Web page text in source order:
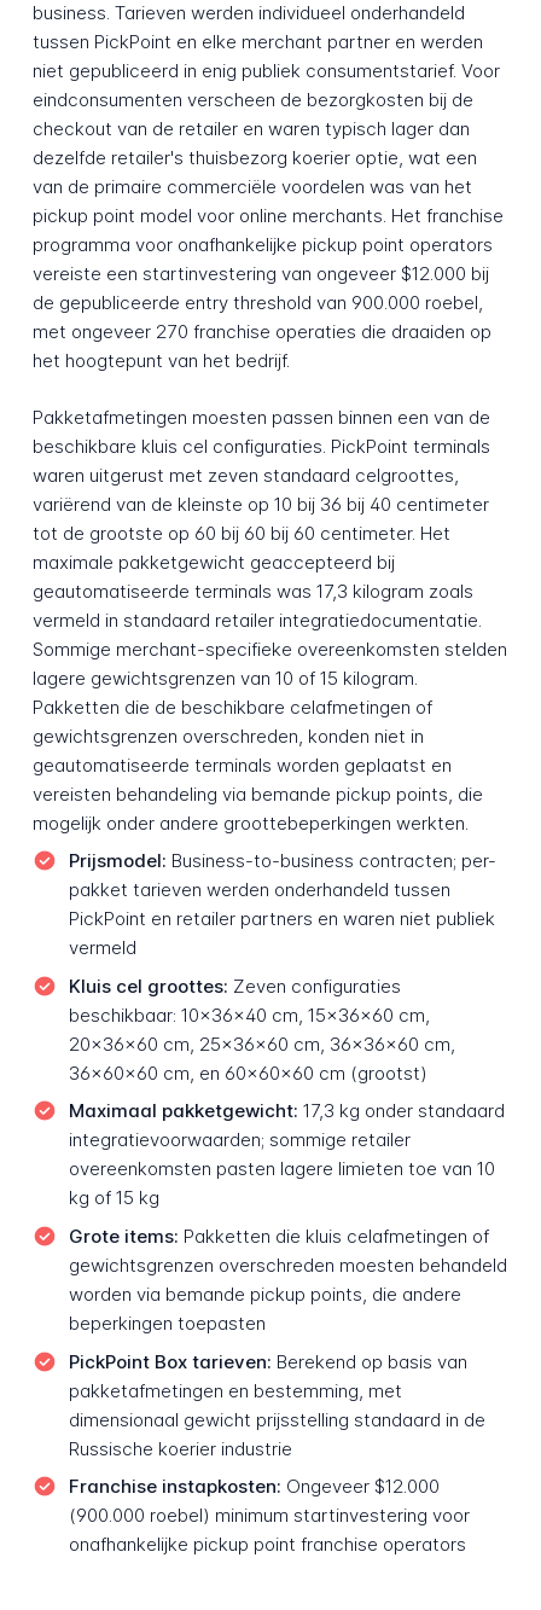
business. Tarieven werden individueel onderhandeld
tussen PickPoint en elke merchant partner en werden
niet gepubliceerd in enig publiek consumentstarief. Voor
eindconsumenten verscheen de bezorgkosten bij de
checkout van de retailer en waren typisch lager dan
dezelfde retailer's thuisbezorg koerier optie, wat een
van de primaire commerciële voordelen was van het
pickup point model voor online merchants. Het franchise
programma voor onafhankelijke pickup point operators
vereiste een startinvestering van ongeveer $12.000 bij
de gepubliceerde entry threshold van 900.000 roebel,
met ongeveer 270 franchise operaties die draaiden op
het hoogtepunt van het bedrijf.
Pakketafmetingen moesten passen binnen een van de
beschikbare kluis cel configuraties. PickPoint terminals
waren uitgerust met zeven standaard celgroottes,
variërend van de kleinste op 10 bij 36 bij 40 centimeter
tot de grootste op 60 bij 60 bij 60 centimeter. Het
maximale pakketgewicht geaccepteerd bij
geautomatiseerde terminals was 17,3 kilogram zoals
vermeld in standaard retailer integratiedocumentatie.
Sommige merchant-specifieke overeenkomsten stelden
lagere gewichtsgrenzen van 10 of 15 kilogram.
Pakketten die de beschikbare celafmetingen of
gewichtsgrenzen overschreden, konden niet in
geautomatiseerde terminals worden geplaatst en
vereisten behandeling via bemande pickup points, die
mogelijk onder andere groottebeperkingen werkten.
Prijsmodel: Business-to-business contracten; per-
pakket tarieven werden onderhandeld tussen
PickPoint en retailer partners en waren niet publiek
vermeld
Kluis cel groottes: Zeven configuraties
beschikbaar: 10×36×40 cm, 15×36×60 cm,
20×36×60 cm, 25×36×60 cm, 36×36×60 cm,
36×60×60 cm, en 60×60×60 cm (grootst)
Maximaal pakketgewicht: 17,3 kg onder standaard
integratievoorwaarden; sommige retailer
overeenkomsten pasten lagere limieten toe van 10
kg of 15 kg
Grote items: Pakketten die kluis celafmetingen of
gewichtsgrenzen overschreden moesten behandeld
worden via bemande pickup points, die andere
beperkingen toepasten
PickPoint Box tarieven: Berekend op basis van
pakketafmetingen en bestemming, met
dimensionaal gewicht prijsstelling standaard in de
Russische koerier industrie
Franchise instapkosten: Ongeveer $12.000
(900.000 roebel) minimum startinvestering voor
onafhankelijke pickup point franchise operators